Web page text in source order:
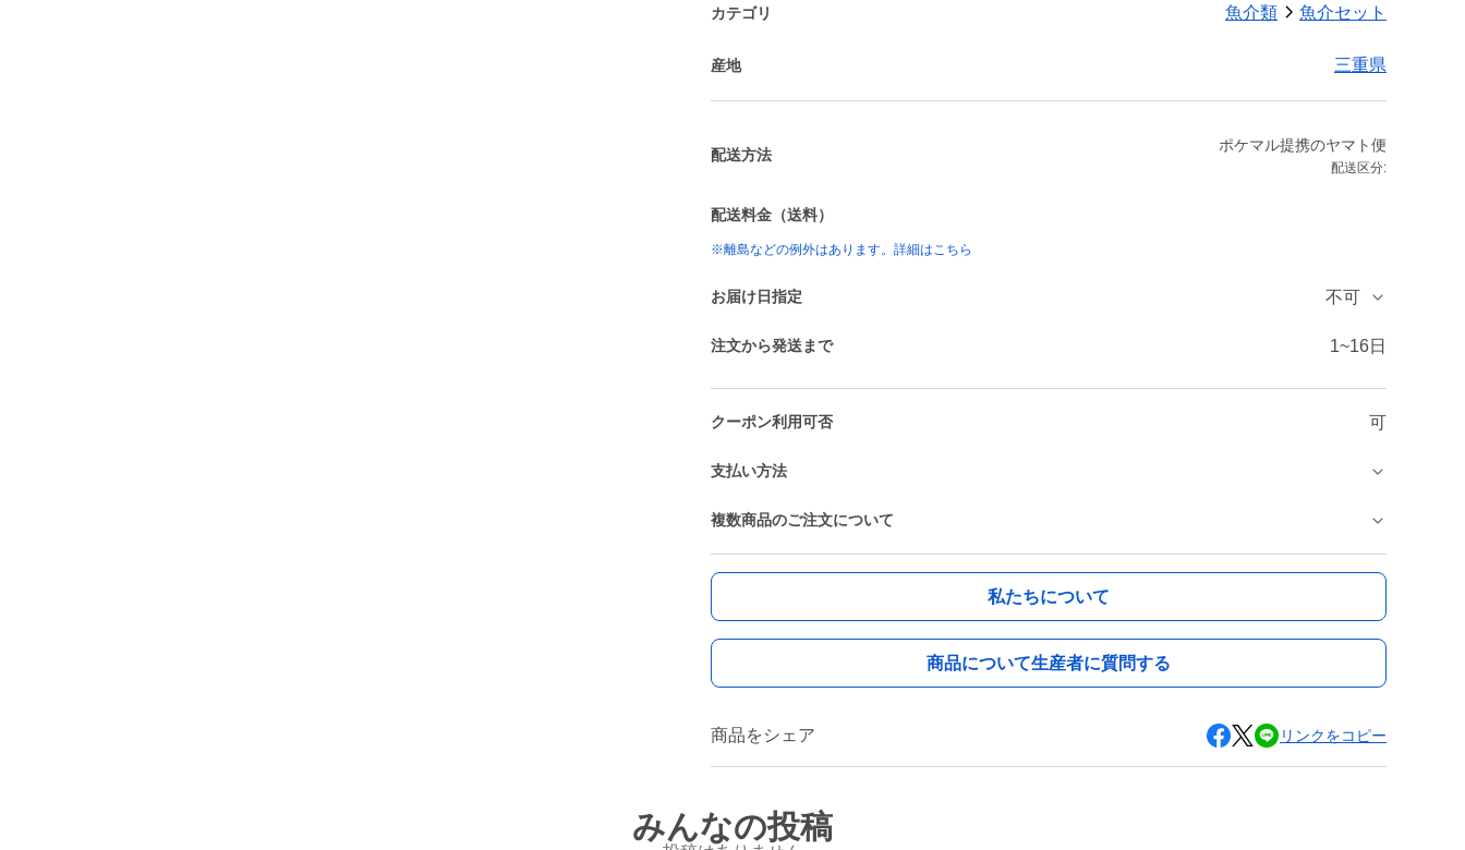
カテゴリ 魚介類 魚介セット
産地 三重県
配送方法
ポケマル提携のヤマト便
配送区分:
配送料金（送料）
※離島などの例外はあります。詳細はこちら
お届け日指定 不可
注文から発送まで 1~16日
クーポン利用可否 可
支払い方法
複数商品のご注文について
私たちについて
商品について生産者に質問する
商品をシェア リンクをコピー
みんなの投稿